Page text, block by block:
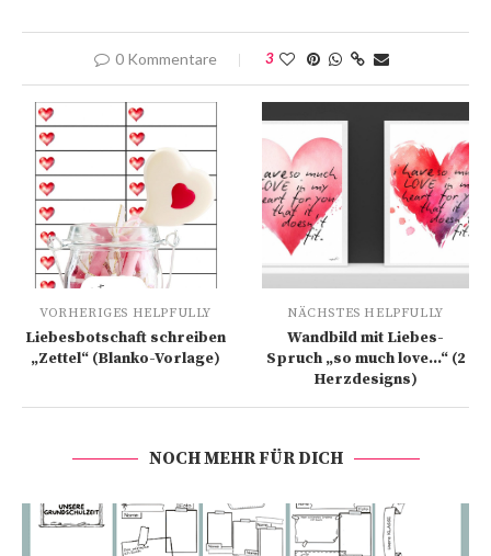
0 Kommentare 3
VORHERIGES HELPFULLY
Liebesbotschaft schreiben
„Zettel“ (Blanko-Vorlage)
NÄCHSTES HELPFULLY
Wandbild mit Liebes-
Spruch „so much love…“ (2
Herzdesigns)
NOCH MEHR FÜR DICH